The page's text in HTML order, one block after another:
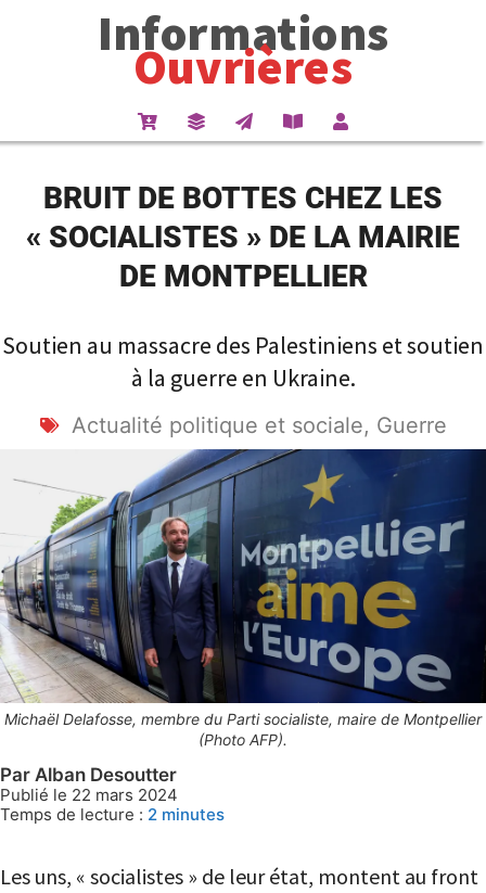
Informations
Ouvrières
BRUIT DE BOTTES CHEZ LES
« SOCIALISTES » DE LA MAIRIE
DE MONTPELLIER
Soutien au massacre des Palestiniens et soutien
à la guerre en Ukraine.
Actualité politique et sociale, Guerre
Michaël Delafosse, membre du Parti socialiste, maire de Montpellier
(Photo AFP).
Par Alban Desoutter
Publié le 22 mars 2024
Temps de lecture : 2 minutes
Les uns, « socialistes » de leur état, montent au front